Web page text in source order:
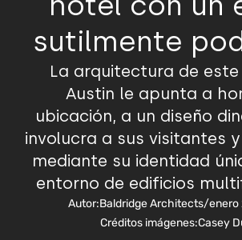
sutilmente
La arquitectura de
Austin le apunta a
ubicación, a un diseño
involucra a sus visitantes
mediante su identidad
entorno de edificios
Autor:Baldridge Architects/enero
Créditos imágenes:Casey